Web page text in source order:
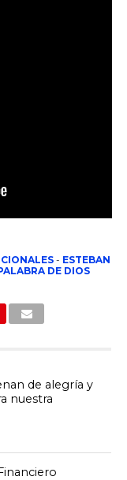
- ESTEBAN
DE DIOS
de alegría y
nuestra